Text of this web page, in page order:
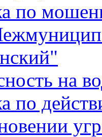
по
на
по